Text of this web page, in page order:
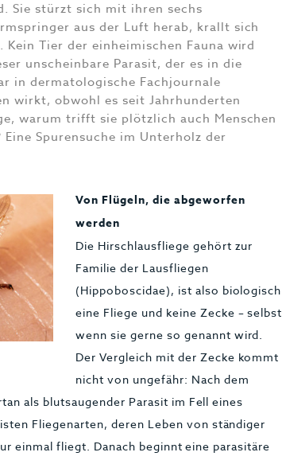
Sie stürzt sich mit ihren sechs
aus der Luft herab, krallt sich
Tier der einheimischen Fauna wird
unscheinbare Parasit, der es in die
in dermatologische Fachjournale
wirkt, obwohl es seit Jahrhunderten
warum trifft sie plötzlich auch Menschen
Spurensuche im Unterholz der
Von Flügeln, die abgeworfen
werden
Die Hirschlausfliege gehört zur
Familie der Lausfliegen
(Hippoboscidae), ist also biologisch
eine Fliege und keine Zecke – selbst
wenn sie gerne so genannt wird.
Der Vergleich mit der Zecke kommt
nicht von ungefähr: Nach dem
als blutsaugender Parasit im Fell eines
Fliegenarten, deren Leben von ständiger
einmal fliegt. Danach beginnt eine parasitäre